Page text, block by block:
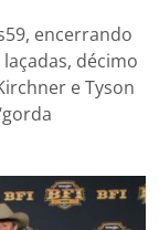
encerrando
décimo
e Tyson